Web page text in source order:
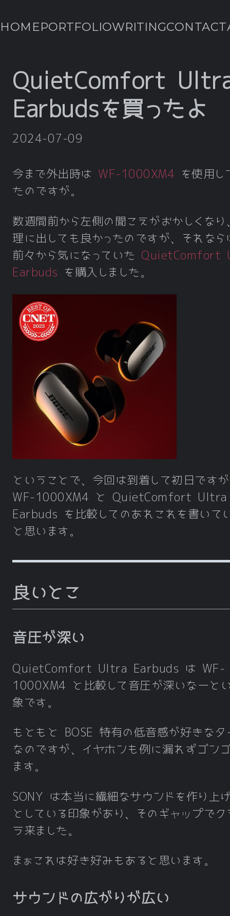
HOMEPORTFOLIOWRITINGCONTACT
QuietComfort
Earbudsを買ったよ
2024-07-09
今まで外出時は WF-1000XM4 を使用し
たのですが。
数週間前から左側の聞こえがおかしくなり
理に出しても良かったのですが、それなら
前々から気になっていた QuietComfort
Earbuds を購入しました。
ということで、今回は到着して初日です
WF-1000XM4 と QuietComfort Ultra
Earbuds を比較してのあれこれを書いて
と思います。
良いとこ
音圧が深い
QuietComfort Ultra Earbuds は WF-
1000XM4 と比較して音圧が深いなーと
象です。
もともと BOSE 特有の低音感が好きなタ
なのですが、イヤホンも例に漏れずゴン
ます。
SONY は本当に繊細なサウンドを作り上
としている印象があり、そのギャップでク
ラ来ました。
まぁこれは好き好みもあると思います。
サウンドの広がりが広い